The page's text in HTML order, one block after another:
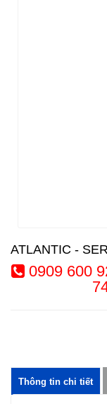
ATLANTIC -
0909 600
Thông tin chi tiết